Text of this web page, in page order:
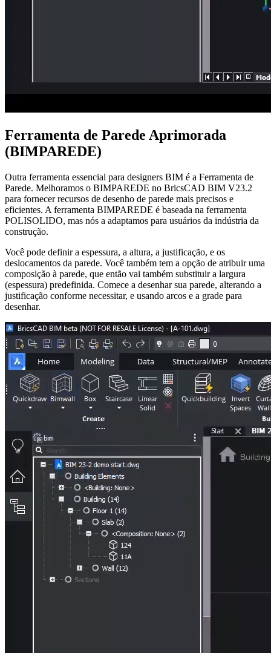
Ferramenta de Parede Aprimorada
(BIMPAREDE)
Outra ferramenta essencial para designers BIM é a Ferramenta de
Parede. Melhoramos o BIMPAREDE no BricsCAD BIM V23.2
para fornecer recursos de desenho de parede mais precisos e
eficientes. A ferramenta BIMPAREDE é baseada na ferramenta
POLISOLIDO, mas nós a adaptamos para usuários da indústria da
construção.
Você pode definir a espessura, a altura, a justificação, e os
deslocamentos da parede. Você também tem a opção de atribuir uma
composição à parede, que então vai também substituir a largura
(espessura) predefinida. Comece a desenhar sua parede, alterando a
justificação conforme necessitar, e usando arcos e a grade para
desenhar.